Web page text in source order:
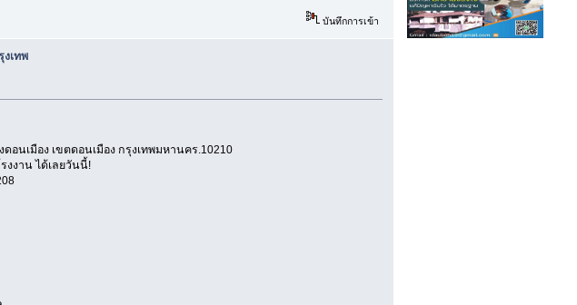
บันทึกการเข้า
เทพ
อนเมือง เขตดอนเมือง กรุงเทพมหานคร.10210
งงาน ได้เลยวันนี้!